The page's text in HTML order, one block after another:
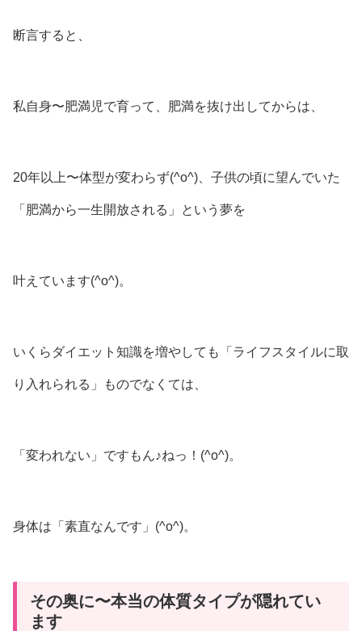
断言すると、
私自身〜肥満児で育って、肥満を抜け出してからは、
20年以上〜体型が変わらず(^o^)、子供の頃に望んでいた
「肥満から一生開放される」という夢を
叶えています(^o^)。
いくらダイエット知識を増やしても「ライフスタイルに取
り入れられる」ものでなくては、
「変われない」ですもん♪ねっ！(^o^)。
身体は「素直なんです」(^o^)。
その奥に〜本当の体質タイプが隠れてい
ます